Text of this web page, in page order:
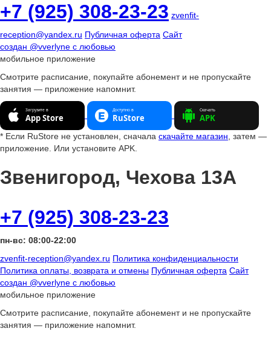
+7 (925) 308-23-23 zvenfit-
reception@yandex.ru Публичная оферта Сайт
создан @vverlyne с любовью
мобильное приложение
Смотрите расписание, покупайте абонемент и не пропускайте
занятия — приложение напомнит.
* Если RuStore не установлен, сначала скачайте магазин , затем —
приложение. Или установите APK.
Звенигород, Чехова 13А
+7 (925) 308-23-23
пн-вс: 08:00-22:00
zvenfit-reception@yandex.ru Политика конфиденциальности
Политика оплаты, возврата и отмены Публичная оферта Сайт
создан @vverlyne с любовью
мобильное приложение
Смотрите расписание, покупайте абонемент и не пропускайте
занятия — приложение напомнит.